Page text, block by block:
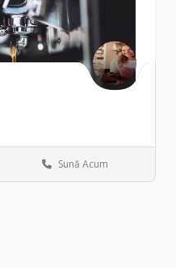
Denver
Sună Acum